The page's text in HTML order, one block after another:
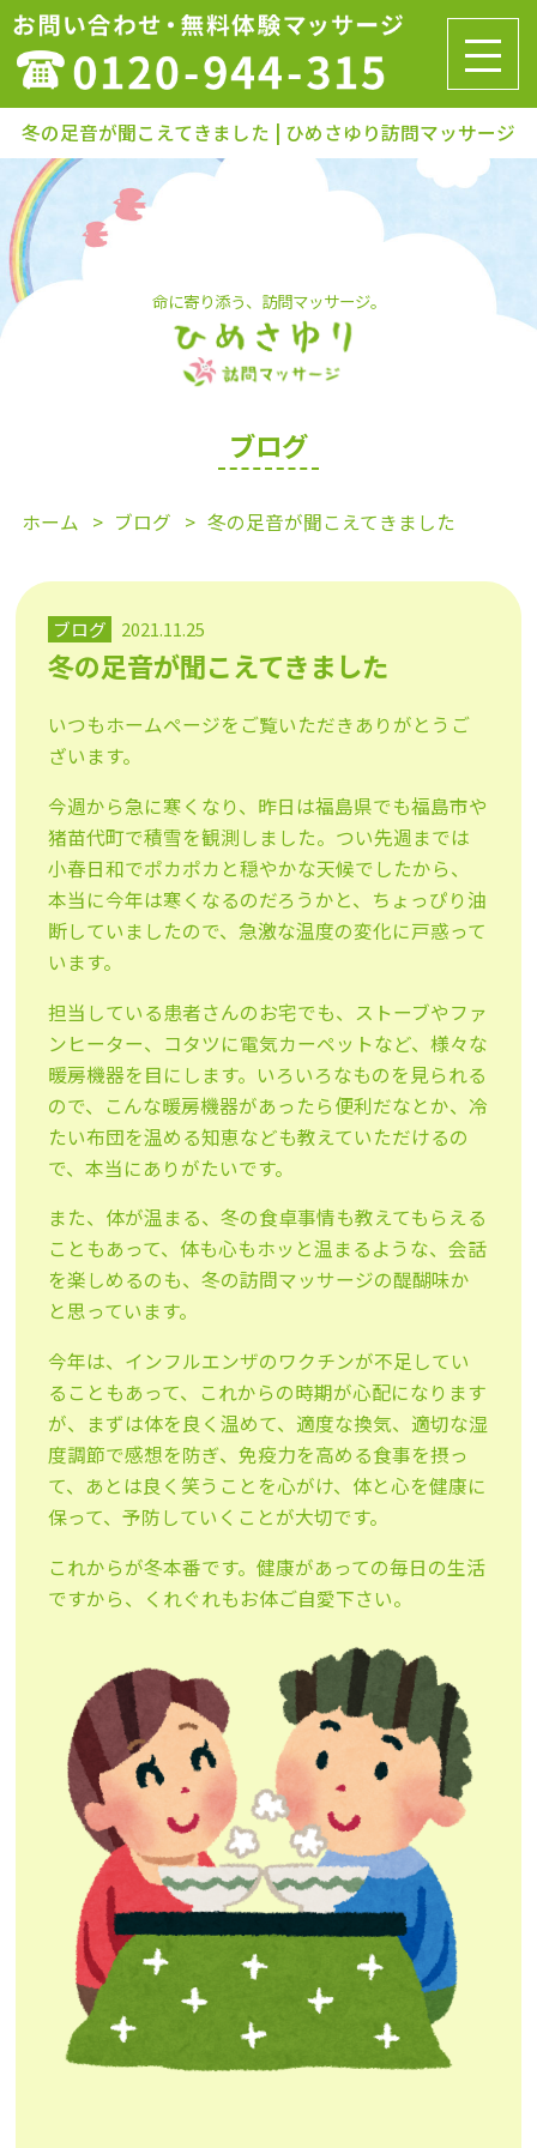
冬の足音が聞こえてきました | ひめさゆり訪問マッサージ
命に寄り添う、訪問マッサージ。
ブログ
ホーム ブログ 冬の足音が聞こえてきました
ブログ 2021.11.25
冬の足音が聞こえてきました
いつもホームページをご覧いただきありがとうご
ざいます。
今週から急に寒くなり、昨日は福島県でも福島市や
猪苗代町で積雪を観測しました。つい先週までは
小春日和でポカポカと穏やかな天候でしたから、
本当に今年は寒くなるのだろうかと、ちょっぴり油
断していましたので、急激な温度の変化に戸惑って
います。
担当している患者さんのお宅でも、ストーブやファ
ンヒーター、コタツに電気カーペットなど、様々な
暖房機器を目にします。いろいろなものを見られる
ので、こんな暖房機器があったら便利だなとか、冷
たい布団を温める知恵なども教えていただけるの
で、本当にありがたいです。
また、体が温まる、冬の食卓事情も教えてもらえる
こともあって、体も心もホッと温まるような、会話
を楽しめるのも、冬の訪問マッサージの醍醐味か
と思っています。
今年は、インフルエンザのワクチンが不足してい
ることもあって、これからの時期が心配になります
が、まずは体を良く温めて、適度な換気、適切な湿
度調節で感想を防ぎ、免疫力を高める食事を摂っ
て、あとは良く笑うことを心がけ、体と心を健康に
保って、予防していくことが大切です。
これからが冬本番です。健康があっての毎日の生活
ですから、くれぐれもお体ご自愛下さい。